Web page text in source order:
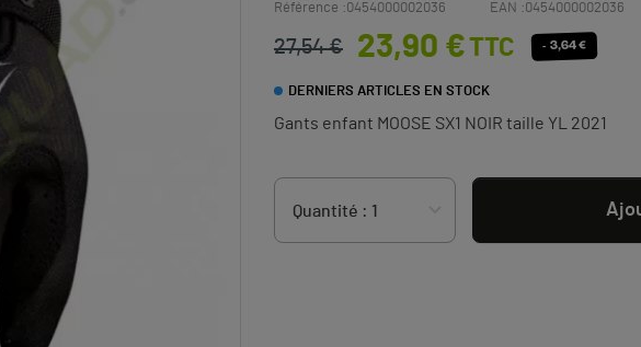
Référence :0454000002036 EAN :0454000002036
27,54 € 23,90 €TTC - 3,64 €
DERNIERS ARTICLES EN STOCK
Gants enfant MOOSE SX1 NOIR taille YL 2021